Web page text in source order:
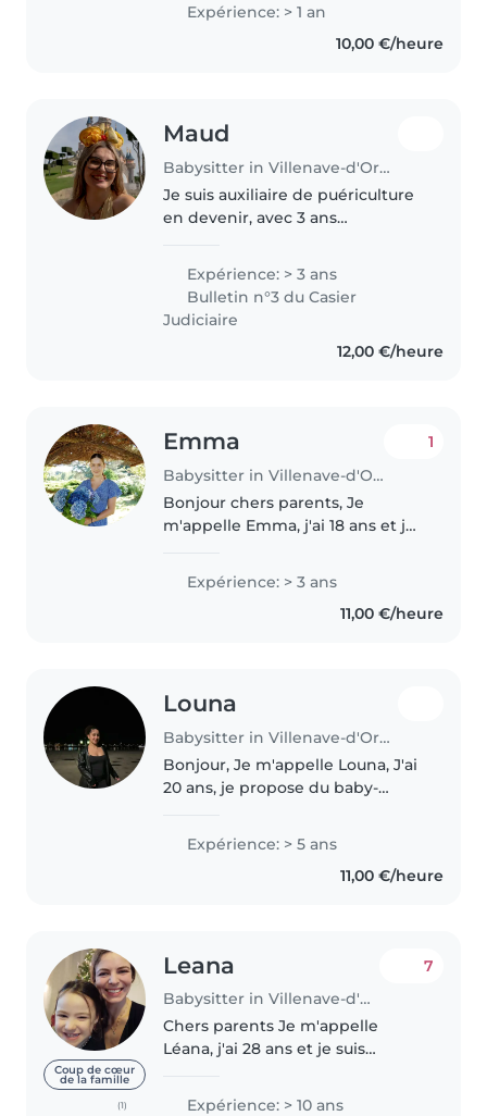
Expérience: > 1 an
10,00 €/heure
Maud
Babysitter in Villenave-d'Ornon
Je suis auxiliaire de puériculture
en devenir, avec 3 ans
petits, de l'enfant en âge de
marche à l'âge pré-scolaire.
Apaisante et patiente, j'adore
partager..
Expérience: > 3 ans
Bulletin n°3 du Casier
Judiciaire
12,00 €/heure
Emma
Babysitter in Villenave-d'Ornon
1
Bonjour chers parents, Je
m'appelle Emma, j'ai 18 ans et je
de médecine. Comme j'ai
toujours adorer interagir avec les
enfants et que eux m'ont
Expérience: > 3 ans
11,00 €/heure
Louna
Babysitter in Villenave-d'Ornon
Bonjour, Je m'appelle Louna, J'ai
20 ans, je propose du baby-
l'habitude de m'occuper
d'enfants et je suis quelqu'un..
Expérience: > 5 ans
11,00 €/heure
Coup de cœur
de la famille
(1)
Leana
Babysitter in Villenave-d'Ornon
7
Chers parents Je m'appelle
Léana, j'ai 28 ans et je suis
crèche depuis 3 ans je suis
Expérience: > 10 ans